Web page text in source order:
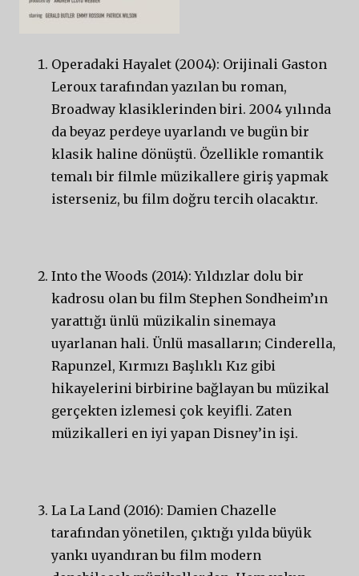
Operadaki Hayalet (2004): Orijinali Gaston
Leroux tarafından yazılan bu roman,
Broadway klasiklerinden biri. 2004 yılında
da beyaz perdeye uyarlandı ve bugün bir
klasik haline dönüştü. Özellikle romantik
temalı bir filmle müzikallere giriş yapmak
isterseniz, bu film doğru tercih olacaktır.
Into the Woods (2014): Yıldızlar dolu bir
kadrosu olan bu film Stephen Sondheim’ın
yarattığı ünlü müzikalin sinemaya
uyarlanan hali. Ünlü masalların; Cinderella,
Rapunzel, Kırmızı Başlıklı Kız gibi
hikayelerini birbirine bağlayan bu müzikal
gerçekten izlemesi çok keyifli. Zaten
müzikalleri en iyi yapan Disney’in işi.
La La Land (2016): Damien Chazelle
tarafından yönetilen, çıktığı yılda büyük
yankı uyandıran bu film modern